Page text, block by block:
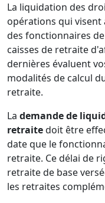
La liquidation des
opérations qui
des fonctionnaires
caisses de retraite
dernières évaluent
modalités de calcul
retraite.
La demande de
retraitedoit être
date que le
retraite. Ce délai de
retraite de base
les retraites